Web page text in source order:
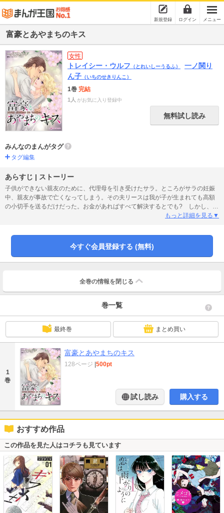
新規登録 ログイン メニュー
富豪とあやまちのキス
女性
トレイシー・ウルフ （とれいしーうるふ）
一ノ関り
ん子 （いちのせきりんこ）
1巻 完結
1人 がお気に入り登録中
無料試し読み
みんなのまんがタグ
タグ編集
あらすじ | ストーリー
子供ができない親友のために、代理母を引き受けたサラ。ところがサラの妊娠
中、親友が事故で亡くなってしまう。その夫リースは我が子が生まれても高額
の小切手を送るだけだった。お金があればすべて解決するとでも? しかし、子
育てに悪戦苦闘の毎日を送るサラのもとに、突然リースが現れ、我が子を見守
うち惹かれていく気持ちを抑えられない。親友の夫…好きになってはいけない
もっと詳細を見る▼
今すぐ会員登録する (無料)
全巻の情報を 閉じる
巻一覧
最終巻 まとめ買い
1
巻
富豪とあやまちのキス
128ページ 500pt
試し読み 購入する
おすすめ作品
この作品を見た人はコチラも見ています